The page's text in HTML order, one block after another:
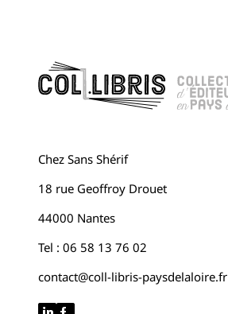
Chez Sans Shérif
18 rue Geoffroy Drouet
44000 Nantes
Tel : 06 58 13 76 02
contact@coll-libris-paysdelaloire.fr